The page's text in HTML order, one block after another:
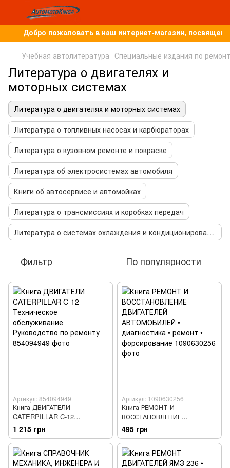
Добро пожаловать в наш интернет-магазин,
Учебная автолитература Специальные издания по
Литература о двигателях и
моторных системах
Литература о двигателях и моторных системах
Литература о топливных насосах и карбюраторах
Литература о кузовном ремонте и покраске
Литература об электросистемах автомобиля
Книги об автосервисе и автомойках
Литература о трансмиссиях и коробках передач
Литература о системах охлаждения и кондиционирования авто
Фильтр По популярности
Артикул: 854094949
Книга ДВИГАТЕЛИ
CATERPILLAR C-12
Техническое обслуживание
Руководство по ремонту
1 215 грн
Артикул: 1090630256
Книга РЕМОНТ И
ВОССТАНОВЛЕНИЕ
ДВИГАТЕЛЕЙ АВТОМОБИЛЕЙ
• диагностика • ремонт •
форсирование
495 грн